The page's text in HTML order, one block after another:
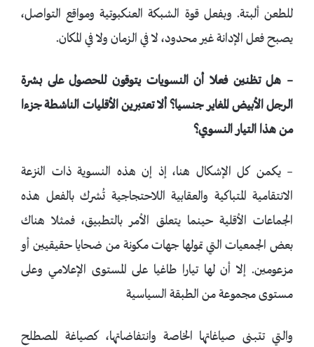
للطعن ألبتة. وبفعل قوة الشبكة العنكبوتية ومواقع التواصل،
يصبح فعل الإدانة غير محدود، لا في الزمان ولا في المكان.
– هل تظنين فعلا أن النسويات يتوقون للحصول على بشرة
الرجل الأبيض المغاير جنسيا؟ ألا تعتبرين الأقليات الناشطة جزءا
من هذا التيار النسوي؟
– يكمن كل الإشكال هنا، إذ إن هذه النسوية ذات النزعة
الانتقامية المتباكية والعقابية اللاحتجاجية تُشرك بالفعل هذه
الجماعات الأقلية حينما يتعلق الأمر بالتطبيق، فمثلا هناك
بعض الجمعيات التي تمولها جهات مكونة من ضحايا حقيقيين أو
مزعومين. إلا أن لها تيارا طاغيا على المستوى الإعلامي وعلى
مستوى مجموعة من الطبقة السياسية
والتي تتبنى صياغاتها الخاصة وانتفاضاتها، كصياغة المصطلح